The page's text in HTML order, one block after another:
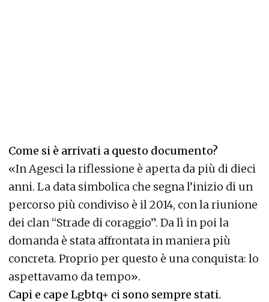
Come si è arrivati a questo documento?
«In Agesci la riflessione è aperta da più di dieci
anni. La data simbolica che segna l’inizio di un
percorso più condiviso è il 2014, con la riunione
dei clan “Strade di coraggio”. Da lì in poi la
domanda è stata affrontata in maniera più
concreta. Proprio per questo è una conquista: lo
aspettavamo da tempo».
Capi e cape Lgbtq+ ci sono sempre stati.